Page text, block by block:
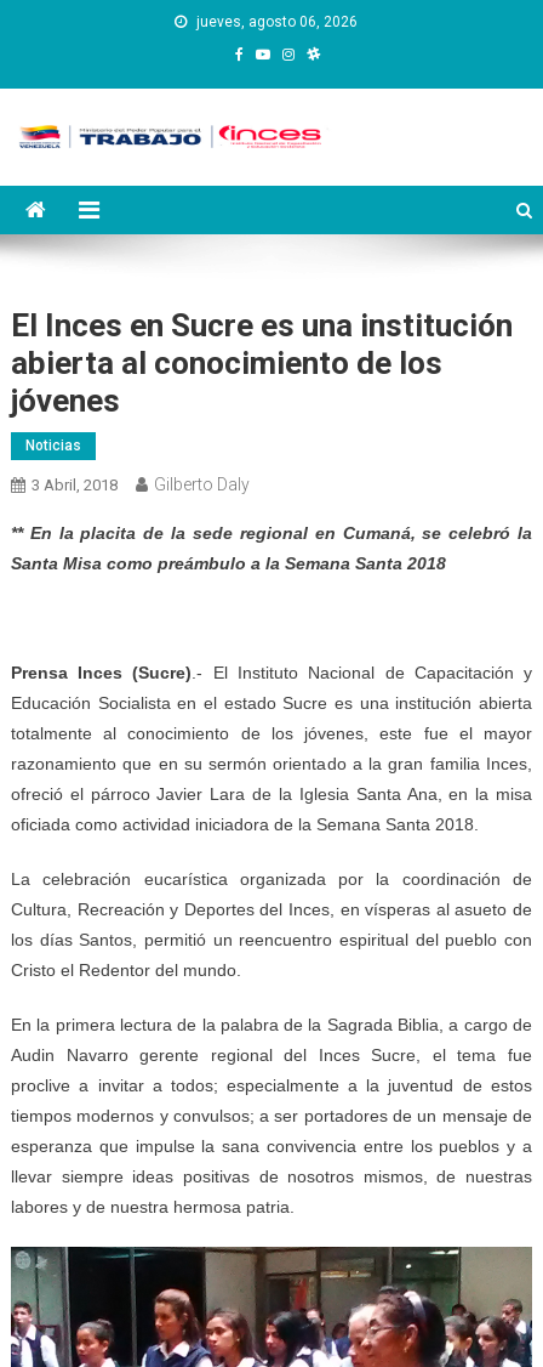
jueves, agosto 06, 2026
Instituto Nacional de
Capacitación y Educación
El Inces en Sucre es una institución
abierta al conocimiento de los
jóvenes
Noticias
3 Abril, 2018 Gilberto Daly
** En la placita de la sede regional en Cumaná, se celebró la
Santa Misa como preámbulo a la Semana Santa 2018
Prensa Inces(Sucre) .- El Instituto Nacional de Capacitación y
Educación Socialista en el estado Sucre es una institución abierta
totalmente al conocimiento de los jóvenes, este fue el mayor
razonamiento que en su sermón orientado a la gran familia Inces,
ofreció el párroco Javier Lara de la Iglesia Santa Ana, en la misa
oficiada como actividad iniciadora de la Semana Santa 2018.
La celebración eucarística organizada por la coordinación de
Cultura, Recreación y Deportes del Inces, en vísperas al asueto de
los días Santos, permitió un reencuentro espiritual del pueblo con
Cristo el Redentor del mundo.
En la primera lectura de la palabra de la Sagrada Biblia, a cargo de
Audin Navarro gerente regional del Inces Sucre, el tema fue
proclive a invitar a todos; especialmente a la juventud de estos
tiempos modernos y convulsos; a ser portadores de un mensaje de
esperanza que impulse la sana convivencia entre los pueblos y a
llevar siempre ideas positivas de nosotros mismos, de nuestras
labores y de nuestra hermosa patria.